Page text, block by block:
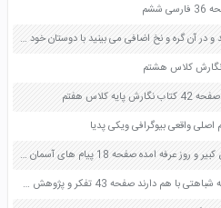
اگر در بافته از دو رنگ نخ استفاده کرده اید و در آن گره و نخ اضافی می بینید با دوستان خود روش هایی را برای مخفی کردن آن ها پیدا کنید صفحه 60 کار و فناوری هشتم
هفتم
واقعی بیوگرافی ویکی پدیا
برخی از صفات خداوند که در دعای جوشن کبیر و روز عرفه امده صفحه 18 پیام های آسمان نهم
پرسش هایی که با چرا شروع می شوند چه شباهتی با هم دارند صفحه 43 تفکر و پژوهش ششم